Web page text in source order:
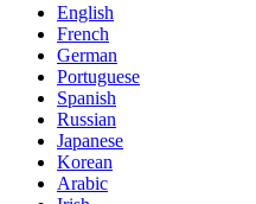
English
French
German
Portuguese
Spanish
Russian
Japanese
Korean
Arabic